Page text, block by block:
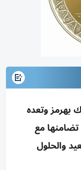
بهرمز وتعده
تضامنها مع
والحلول